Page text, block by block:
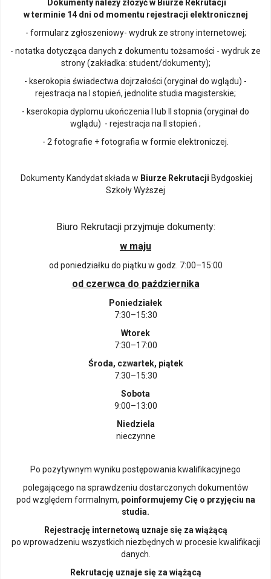
Dokumenty należy złożyć w Biurze Rekrutacji
w terminie 14 dni od momentu rejestracji elektronicznej
- formularz zgłoszeniowy- wydruk ze strony internetowej;
- notatka dotycząca danych z dokumentu tożsamości - wydruk ze
strony (zakładka: student/dokumenty);
- kserokopia świadectwa dojrzałości (oryginał do wglądu) -
rejestracja na I stopień, jednolite studia magisterskie;
- kserokopia dyplomu ukończenia I lub II stopnia (oryginał do
wglądu) - rejestracja na II stopień ;
- 2 fotografie + fotografia w formie elektroniczej.
Dokumenty Kandydat składa w Biurze Rekrutacji Bydgoskiej
Szkoły Wyższej
Biuro Rekrutacji przyjmuje dokumenty:
w maju
od poniedziałku do piątku w godz. 7:00–15:00
od czerwca do października
Poniedziałek
7:30–15:30
Wtorek
7:30–17:00
Środa, czwartek, piątek
7:30–15:30
Sobota
9:00–13:00
Niedziela
nieczynne
Po pozytywnym wyniku postępowania kwalifikacyjnego
polegającego na sprawdzeniu dostarczonych dokumentów
pod względem formalnym, poinformujemy Cię o przyjęciu na
studia.
Rejestrację internetową uznaje się za wiążącą
po wprowadzeniu wszystkich niezbędnych w procesie kwalifikacji
danych.
Rekrutację uznaje się za wiążącą